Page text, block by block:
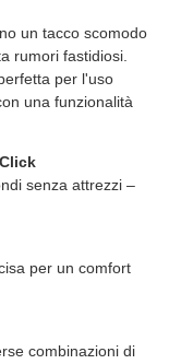
un tacco scomodo
rumori fastidiosi.
per l'uso
una funzionalità
senza attrezzi –
per un comfort
combinazioni di